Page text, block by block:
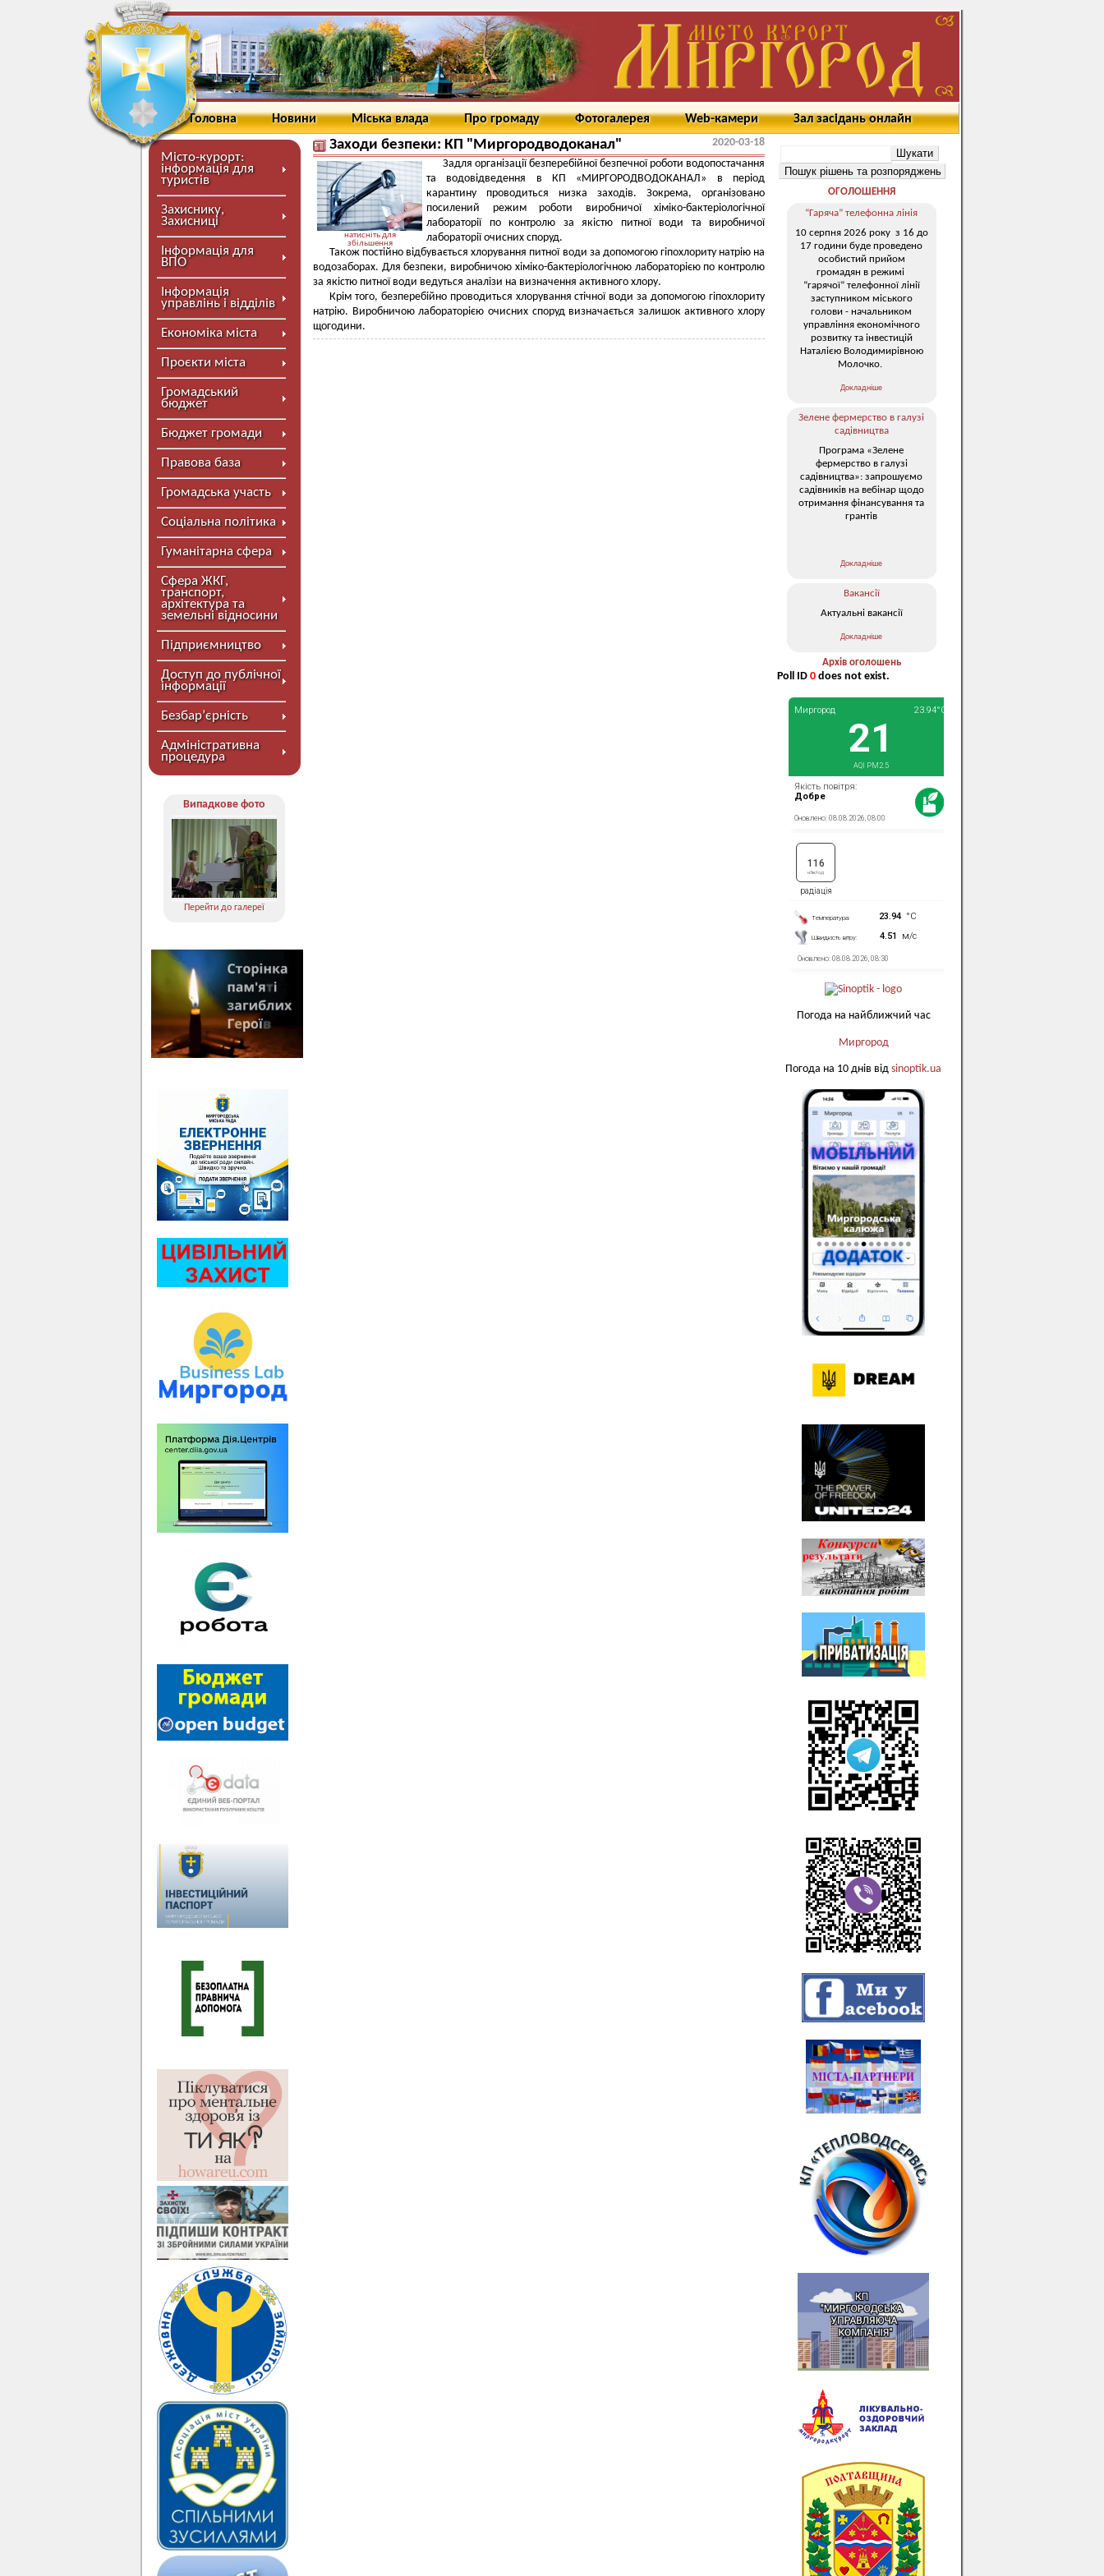
Головна Новини Міська влада Про громаду Фотогалерея Web-камери Зал засідань онлайн
Місто-курорт:
інформація для
туристів
Захиснику,
Захисниці
Інформація для
ВПО
Інформація
управлінь і відділів
Економіка міста
Проєкти міста
Громадський
бюджет
Бюджет громади
Правова база
Громадська участь
Соціальна політика
Гуманітарна сфера
Сфера ЖКГ,
транспорт,
архітектура та
земельні відносини
Підприємництво
Доступ до публічної
інформації
Безбар’єрність
Адміністративна
процедура
Випадкове фото
Перейти до галереї
Заходи безпеки: КП "Миргородводоканал" 2020-03-18
натисніть для
збільшення
Задля організації безперебійної безпечної роботи водопостачання
та водовідведення в КП «МИРГОРОДВОДОКАНАЛ» в період
карантину проводиться низка заходів. Зокрема, організовано
посилений режим роботи виробничої хіміко-бактеріологічної
лабораторії по контролю за якістю питної води та виробничої
лабораторії очисних споруд.
Також постійно відбувається хлорування питної води за допомогою гіпохлориту натрію на
водозаборах. Для безпеки, виробничою хіміко-бактеріологічною лабораторією по контролю
за якістю питної води ведуться аналізи на визначення активного хлору.
Крім того, безперебійно проводиться хлорування стічної води за допомогою гіпохлориту
натрію. Виробничою лабораторією очисних споруд визначається залишок активного хлору
щогодини.
ОГОЛОШЕННЯ
“Гаряча” телефонна лінія
10 серпня 2026 року з 16 до
17 години буде проведено
особистий прийом
громадян в режимі
“гарячої” телефонної лінії
заступником міського
голови - начальником
управління економічного
розвитку та інвестицій
Наталією Володимирівною
Молочко.
Докладніше
Зелене фермерство в галузі
садівництва
Програма «Зелене
фермерство в галузі
садівництва»: запрошуємо
садівників на вебінар щодо
отримання фінансування та
грантів
Докладніше
Вакансії
Актуальні вакансії
Докладніше
Архів оголошень
Poll ID 0 does not exist.
Погода на найближчий час
Миргород
Погода на 10 днів від sinoptik.ua